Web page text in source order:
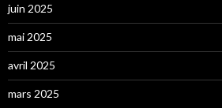
juin 2025
mai 2025
avril 2025
mars 2025